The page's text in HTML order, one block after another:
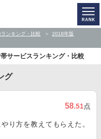
ンキング・比較
2018年版
サービスランキング・比較
グ
58.51点
り方を教えてもらえた。